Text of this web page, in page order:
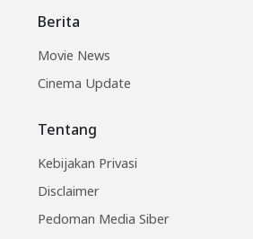
Berita
Movie News
Cinema Update
Tentang
Kebijakan Privasi
Disclaimer
Pedoman Media Siber